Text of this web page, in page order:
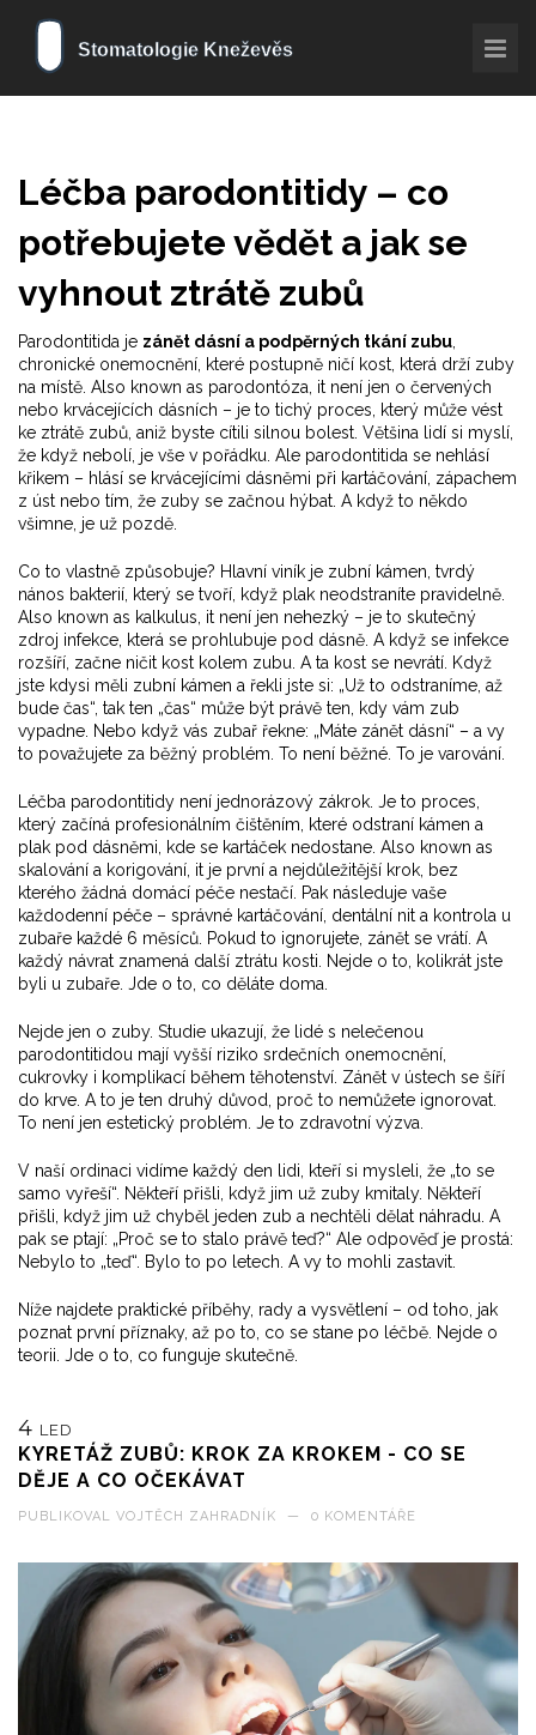
Léčba parodontitidy – co
potřebujete vědět a jak se
vyhnout ztrátě zubů
Parodontitida je zánět dásní a podpěrných tkání zubu
chronické onemocnění, které postupně ničí kost, která drží zuby
na místě . Also known as parodontóza , it není jen o červených
nebo krvácejících dásních – je to tichý proces, který může vést
ke ztrátě zubů, aniž byste cítili silnou bolest Většina lidí si myslí,
že když nebolí, je vše v pořádku. Ale parodontitida se nehlásí
křikem – hlásí se krvácejícími dásněmi při kartáčování, zápachem
z úst nebo tím, že zuby se začnou hýbat. A když to někdo
všimne, je už pozdě.
Co to vlastně způsobuje? Hlavní viník je zubní kámen tvrdý
nános bakterií, který se tvoří, když plak neodstraníte pravidelně
Also known as kalkulus , it není jen nehezký – je to skutečný
zdroj infekce, která se prohlubuje pod dásně A když se infekce
rozšíří, začne ničit kost kolem zubu. A ta kost se nevrátí. Když
jste kdysi měli zubní kámen a řekli jste si: „Už to odstraníme, až
bude čas“, tak ten „čas“ může být právě ten, kdy vám zub
vypadne. Nebo když vás zubař řekne: „Máte zánět dásní“ – a vy
to považujete za běžný problém. To není běžné. To je varování.
Léčba parodontitidy není jednorázový zákrok. Je to proces,
který začíná profesionálním čištěním
které odstraní kámen a
plak pod dásněmi, kde se kartáček nedostane . Also known as
skalování a korigování , it je první a nejdůležitější krok, bez
kterého žádná domácí péče nestačí Pak následuje vaše
každodenní péče – správné kartáčování, dentální nit a kontrola u
zubaře každé 6 měsíců. Pokud to ignorujete, zánět se vrátí. A
každý návrat znamená další ztrátu kosti. Nejde o to, kolikrát jste
byli u zubaře. Jde o to, co děláte doma.
Nejde jen o zuby. Studie ukazují, že lidé s nelečenou
parodontitidou mají vyšší riziko srdečních onemocnění,
cukrovky i komplikací během těhotenství. Zánět v ústech se šíří
do krve. A to je ten druhý důvod, proč to nemůžete ignorovat.
To není jen estetický problém. Je to zdravotní výzva.
V naší ordinaci vidíme každý den lidi, kteří si mysleli, že „to se
samo vyřeší“. Někteří přišli, když jim už zuby kmitaly. Někteří
přišli, když jim už chyběl jeden zub a nechtěli dělat náhradu. A
pak se ptají: „Proč se to stalo právě teď?“ Ale odpověď je prostá:
Nebylo to „teď“. Bylo to po letech. A vy to mohli zastavit.
Níže najdete praktické příběhy, rady a vysvětlení – od toho, jak
poznat první příznaky, až po to, co se stane po léčbě. Nejde o
teorii. Jde o to, co funguje skutečně.
4 LED
KYRETÁŽ ZUBŮ: KROK ZA KROKEM - CO SE
DĚJE A CO OČEKÁVAT
PUBLIKOVAL VOJTĚCH ZAHRADNÍK — 0 KOMENTÁŘE